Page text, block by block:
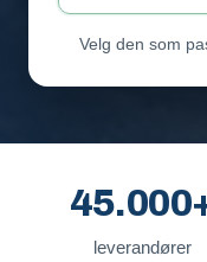
Velg den som
leverandører